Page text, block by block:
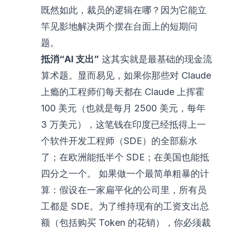
既然如此，裁员的逻辑在哪？因为它能立
竿见影地解决两个摆在台面上的短期问
题。
抵消“AI 支出” 这其实就是最基础的现金流
算术题。显而易见，如果你那些对 Claude
上瘾的工程师们每天都在 Claude 上挥霍
100 美元（也就是每月 2500 美元，每年
3 万美元），这笔钱在印度已经抵得上一
个软件开发工程师（SDE）的全部薪水
了；在欧洲能抵半个 SDE；在美国也能抵
四分之一个。 如果做一个最简单粗暴的计
算：假设在一家扁平化的公司里，所有员
工都是 SDE。为了维持现有的工资支出总
额（包括购买 Token 的花销），你必须裁